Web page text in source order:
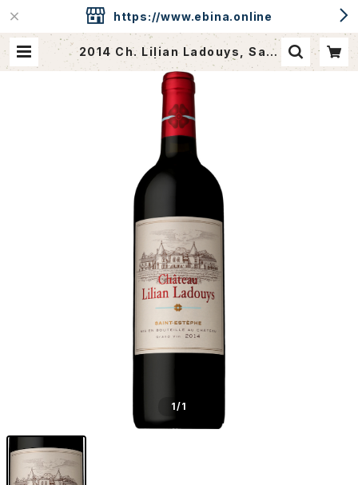
https://www.ebina.online
2014 Ch. Lilian Ladouys, Sain
t-Estephe | ebina.online / CA
VEdeEBINA
1/1